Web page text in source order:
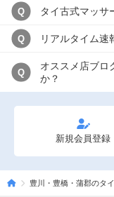
Q タイ古式マッサ
Q リアルタイム速
Q
オススメ店ブロ
か？
新規会員登録
豊川・豊橋・蒲郡のタ